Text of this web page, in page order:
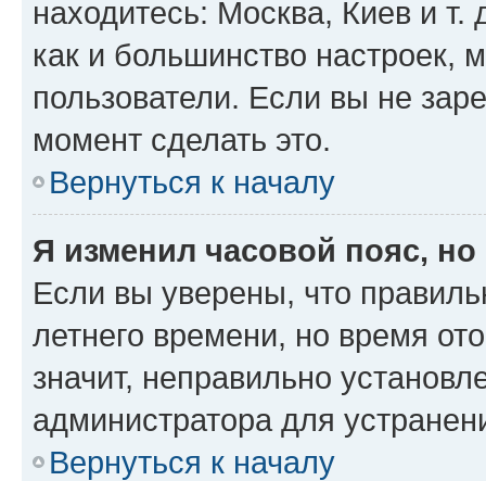
находитесь: Москва, Киев и т.
как и большинство настроек,
пользователи. Если вы не
момент сделать это.
Вернуться к началу
Я изменил часовой пояс,
Если вы уверены, что
летнего времени, но время
значит, неправильно
администратора для
Вернуться к началу